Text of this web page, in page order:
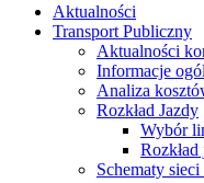
Aktualności
Transport Publiczny
Aktualności
Informacje
Analiza
Rozkład Jazdy
Wybór
Schematy